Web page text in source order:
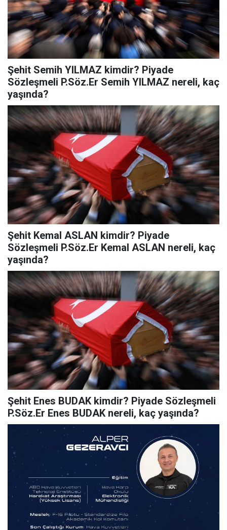
Şehit Semih YILMAZ kimdir? Piyade
Sözleşmeli P.Söz.Er Semih YILMAZ nereli, kaç
yaşında?
Şehit Kemal ASLAN kimdir? Piyade
Sözleşmeli P.Söz.Er Kemal ASLAN nereli, kaç
yaşında?
Şehit Enes BUDAK kimdir? Piyade Sözleşmeli
P.Söz.Er Enes BUDAK nereli, kaç yaşında?